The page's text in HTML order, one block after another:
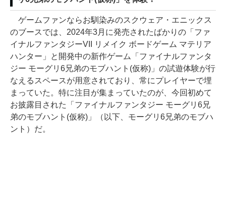
ゲームファンならお馴染みのスクウェア・エニックス
のブースでは、2024年3月に発売されたばかりの「ファ
イナルファンタジーVII リメイク ボードゲーム マテリア
ハンター」と開発中の新作ゲーム「ファイナルファンタ
ジー モーグリ6兄弟のモブハント(仮称)」の試遊体験が行
なえるスペースが用意されており、常にプレイヤーで埋
まっていた。特に注目が集まっていたのが、今回初めて
お披露目された「ファイナルファンタジー モーグリ6兄
弟のモブハント(仮称)」（以下、モーグリ6兄弟のモブハ
ント）だ。